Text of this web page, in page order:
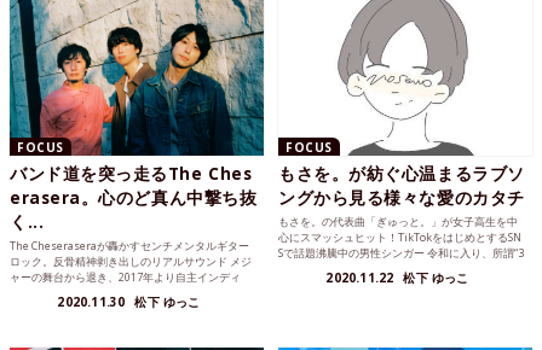
FOCUS
バンド道を突っ走るThe Ches
erasera。心のど真ん中撃ち抜
く...
The Cheseraseraが轟かすセンチメンタルギター
ロック。反骨精神剥き出しのリアルサウンド メジ
ャーの舞台から退き、2017年より自主インディ
2020.11.30 松下 ゆっこ
FOCUS
もさを。が紡ぐ心温まるラブソ
ングから見る様々な愛のカタチ
もさを。の代表曲「ぎゅっと。」が女子高生を中
心にスマッシュヒット！TikTokをはじめとするSN
Sで話題沸騰中の男性シンガー 令和に入り、所謂“3
2020.11.22 松下 ゆっこ